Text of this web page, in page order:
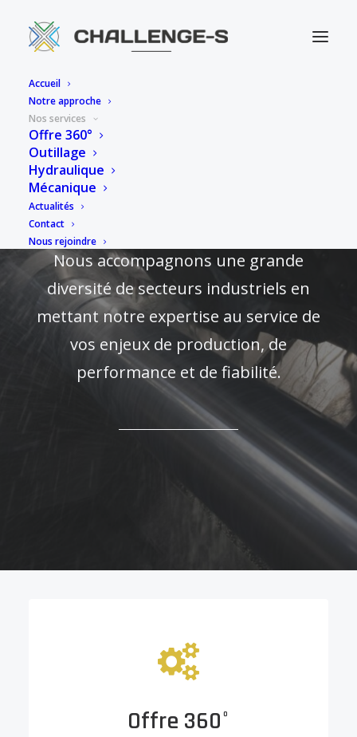
Accueil
Notre approche
Nos services
Offre 360°
Outillage
Hydraulique
Mécanique
Actualités
Contact
Nous rejoindre
Nous accompagnons une grande
diversité de secteurs industriels en
mettant notre expertise au service de
vos enjeux de production, de
performance et de fiabilité.
Offre 360°